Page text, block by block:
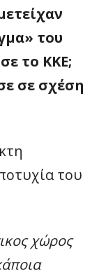
του
το ΚΚΕ;
σε σχέση
του
χώρος